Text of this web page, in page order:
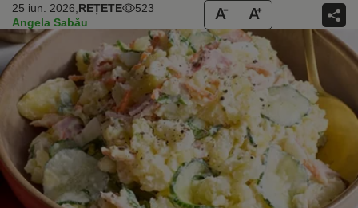
25 iun. 2026, REȚETE
523
Angela Sabău